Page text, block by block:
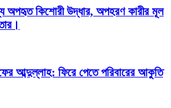
অপহৃত কিশোরী উদ্ধার, অপহরণ কারীর মূল
আব্দুল্লাহ: ফিরে পেতে পরিবারের আকুতি